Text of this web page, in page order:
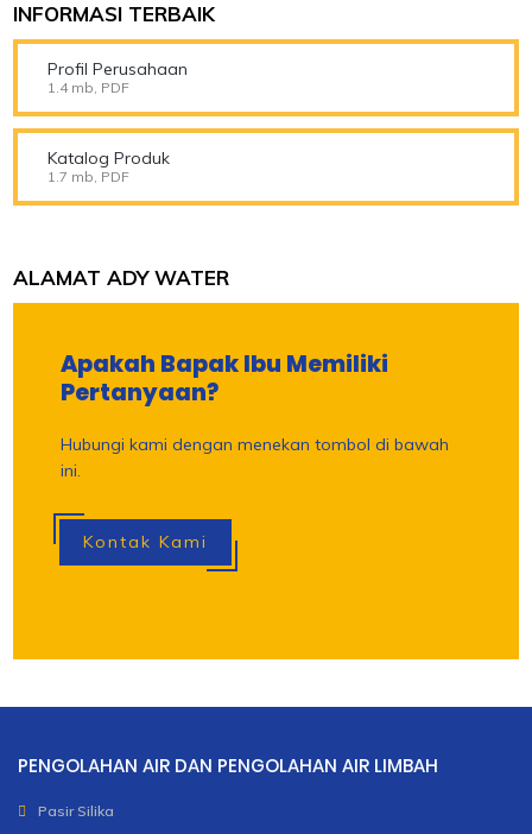
INFORMASI TERBAIK
Profil Perusahaan
1.4 mb, PDF
Katalog Produk
1.7 mb, PDF
ALAMAT ADY WATER
Apakah Bapak Ibu Memiliki
Pertanyaan?
Hubungi kami dengan menekan tombol di bawah
ini.
Kontak Kami
PENGOLAHAN AIR DAN PENGOLAHAN AIR LIMBAH
Pasir Silika